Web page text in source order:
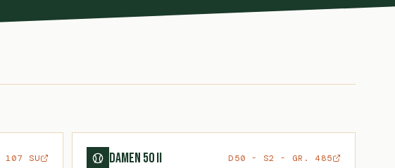
SU
Damen 50 II
D50 - S2 - GR. 485